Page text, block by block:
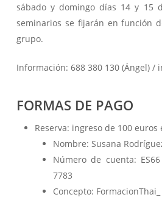
sábado y domingo días 14 y 15
seminarios se fijarán en función
grupo.
Información: 688 380 130 (Ángel) /
FORMAS DE PAGO
Reserva: ingreso de 100 euros
Nombre: Susana
Número de cuenta:
7783
Concepto: